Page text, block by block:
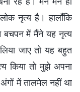
नृत्य है। हालाँकि
बचपन में मैंने यह नृत्य
जाए तो यह बहुत
किया तो मुझे अपना
में तालमेल नहीं था